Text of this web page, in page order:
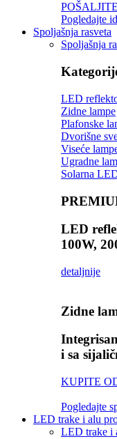
Pogledajte
Spoljašnja rasveta
Spoljašnja
LED
Zidne lampe
Plafonske
Dvorišne
Viseće
Ugradne
Solarna
LED
100W,
detaljnije
Zidne
i sa
KUPITE
Pogledajte
LED trake i alu
LED trake i